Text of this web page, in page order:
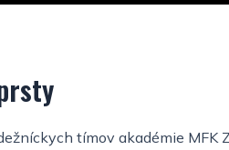
tímov akadémie